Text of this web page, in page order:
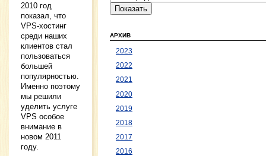
2010 год
показал, что
VPS-хостинг
среди наших
клиентов стал
пользоваться
большей
популярностью.
Именно поэтому
мы решили
уделить услуге
VPS особое
внимание в
новом 2011
году.
АРХИВ
2023
2022
2021
2020
2019
2018
2017
2016